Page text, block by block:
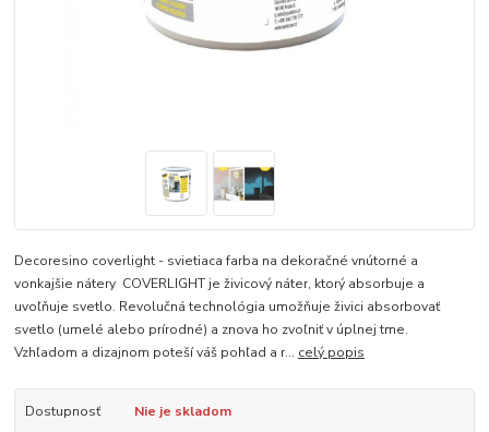
Decoresino coverlight - svietiaca farba na dekoračné vnútorné a
vonkajšie nátery COVERLIGHT je živicový náter, ktorý absorbuje a
uvoľňuje svetlo. Revolučná technológia umožňuje živici absorbovať
svetlo (umelé alebo prírodné) a znova ho zvoľniť v úplnej tme.
Vzhľadom a dizajnom poteší váš pohľad a r... celý popis
Dostupnosť
Nie je skladom